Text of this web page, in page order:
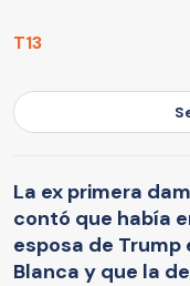
T13
La ex primera
contó que había
esposa de Trump
Blanca y que la